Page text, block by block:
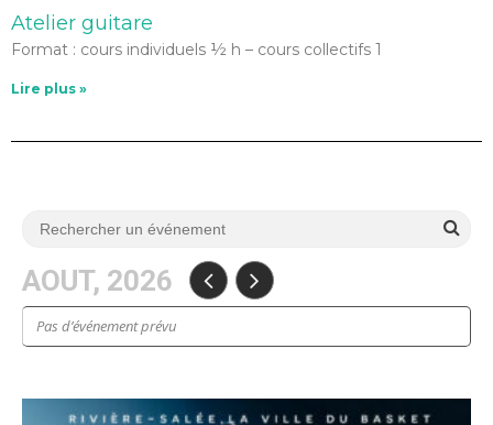
Atelier guitare
Format : cours individuels ½ h – cours collectifs 1
Lire plus »
AOUT, 2026
Pas d’événement prévu